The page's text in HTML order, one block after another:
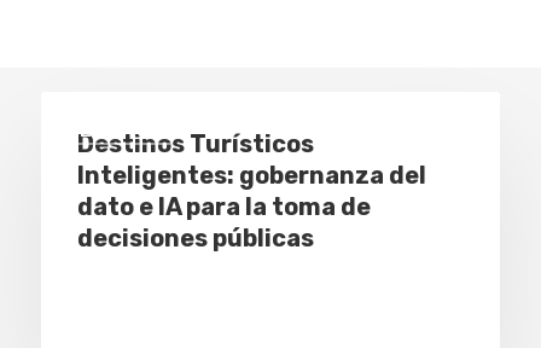
Eventos
Destinos Turísticos
Inteligentes: gobernanza del
dato e IA para la toma de
decisiones públicas